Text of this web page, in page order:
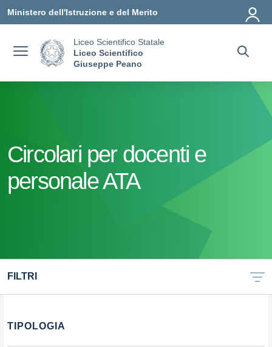
Ministero dell'Istruzione e del Merito
Liceo Scientifico Statale
Liceo Scientifico
Giuseppe Peano
Circolari per docenti e
personale ATA
FILTRI
TIPOLOGIA